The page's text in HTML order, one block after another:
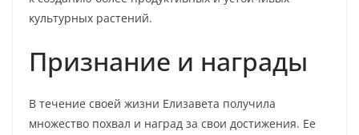
культурных растений.
Признание и награды
В течение своей жизни Елизавета получила
множество похвал и наград за свои достижения. Ее